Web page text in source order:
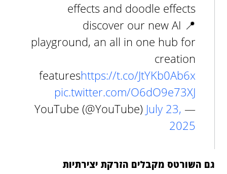
effects and doodle effects
📍 discover our new AI
playground, an all in one hub for
creation
featureshttps://t.co/JtYKb0Ab6x
pic.twitter.com/O6dO9e73XJ
— YouTube (@YouTube)
July 23,
2025
גם השורטס מקבלים הזרקת יצירתיות